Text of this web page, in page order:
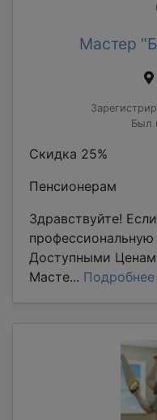
Мастер
Был
Скидка 25%
Пенсионерам
Здравствуйте!
Доступными
Масте... Подробнее